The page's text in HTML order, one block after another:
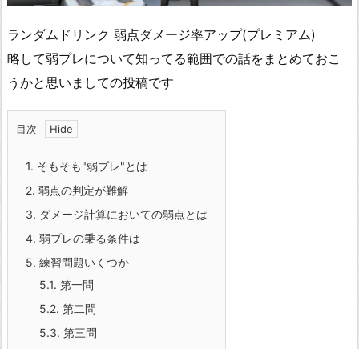
ランダムドリンク 弱点ダメージ率アップ(プレミアム)
略して弱プレについて知ってる範囲での話をまとめておこ
うかと思いましての投稿です
目次
1. そもそも"弱プレ"とは
2. 弱点の判定が難解
3. ダメージ計算においての弱点とは
4. 弱プレの乗る条件は
5. 練習問題いくつか
5.1. 第一問
5.2. 第二問
5.3. 第三問